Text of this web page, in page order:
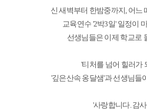
신 새벽부터 한밤중까지, 어느
교육연수 '2박3일' 일정이
선생님들은 이제 학교로
'티처를 넘어 힐러가
'깊은산속 옹달샘'과 선생님들
'사랑합니다. 감